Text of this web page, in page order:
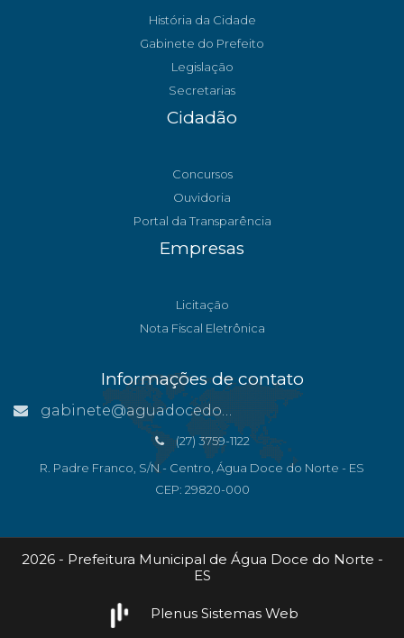
História da Cidade
Gabinete do Prefeito
Legislação
Secretarias
Cidadão
Concursos
Ouvidoria
Portal da Transparência
Empresas
Licitação
Nota Fiscal Eletrônica
Informações de contato
gabinete@aguadocedonorte.es.gov.br
(27) 3759-1122
R. Padre Franco, S/N - Centro, Água Doce do Norte - ES
CEP: 29820-000
2026 - Prefeitura Municipal de Água Doce do Norte -
ES
Plenus Sistemas Web